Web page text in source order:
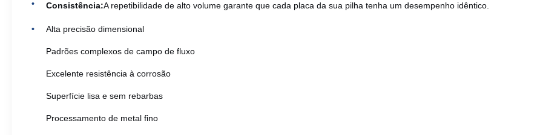
Consistência:A repetibilidade de alto volume garante que cada placa da sua pilha tenha um desempenho idêntico.
Alta precisão dimensional
Padrões complexos de campo de fluxo
Excelente resistência à corrosão
Superfície lisa e sem rebarbas
Processamento de metal fino